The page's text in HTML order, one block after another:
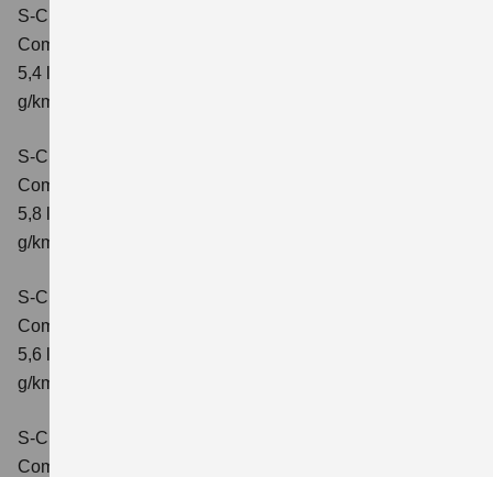
S-Cross 1.4 BOOSTERJET HYBRID
Comfort
5,4 l/100 km; kombinierter Wert der CO2-Emission: 121
g/km; CO2-Klasse: D
S-Cross 1.4 BOOSTERJET HYBRID AT
Comfort
5,8 l/100 km; kombinierter Wert der CO2-Emission: 132
g/km; CO2-Klasse: D
S-Cross 1.4 BOOSTERJET HYBRID ALLGRIP
Comfort
5,6 l/100 km; kombinierter Wert der CO2-Emission: 131
g/km; CO2-Klasse: D
S-Cross 1.4 BOOSTERJET HYBRID ALLGRIP
Comfort+